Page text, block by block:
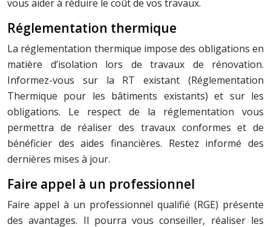
vous aider à réduire le coût de vos travaux.
Réglementation thermique
La réglementation thermique impose des obligations en
matière d’isolation lors de travaux de rénovation.
Informez-vous sur la RT existant (Réglementation
Thermique pour les bâtiments existants) et sur les
obligations. Le respect de la réglementation vous
permettra de réaliser des travaux conformes et de
bénéficier des aides financières. Restez informé des
dernières mises à jour.
Faire appel à un professionnel
Faire appel à un professionnel qualifié (RGE) présente
des avantages. Il pourra vous conseiller, réaliser les